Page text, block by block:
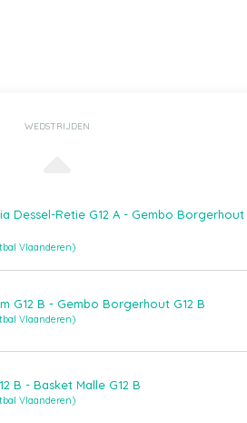
WEDSTRIJDEN
Dessel-Retie G12 A - Gembo Borgerhout
Vlaanderen)
G12 B - Gembo Borgerhout G12 B
Vlaanderen)
B - Basket Malle G12 B
Vlaanderen)